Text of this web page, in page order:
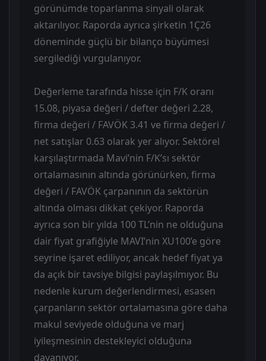
görünümde toparlanma sinyali olarak
aktarılıyor. Raporda ayrıca şirketin 1Ç26
döneminde güçlü bir bilanço büyümesi
sergilediği vurgulanıyor.
Değerleme tarafında hisse için F/K oranı
15.08, piyasa değeri / defter değeri 2.28,
firma değeri / FAVÖK 3.41 ve firma değeri /
net satışlar 0.63 olarak yer alıyor. Sektörel
karşılaştırmada Mavi’nin F/K’sı sektör
ortalamasının altında görünürken, firma
değeri / FAVÖK çarpanının da sektörün
altında olması dikkat çekiyor. Raporda
ayrıca son bir yılda 100 TL’nin ne olduğuna
dair fiyat grafiğiyle MAVI’nin XU100’e göre
seyrine işaret ediliyor, ancak hedef fiyat ya
da açık bir tavsiye bilgisi paylaşılmıyor. Bu
nedenle kurum değerlendirmesi, esasen
çarpanların sektör ortalamasına göre daha
makul seviyede olduğuna ve marj
iyileşmesinin destekleyici olduğuna
dayanıyor.